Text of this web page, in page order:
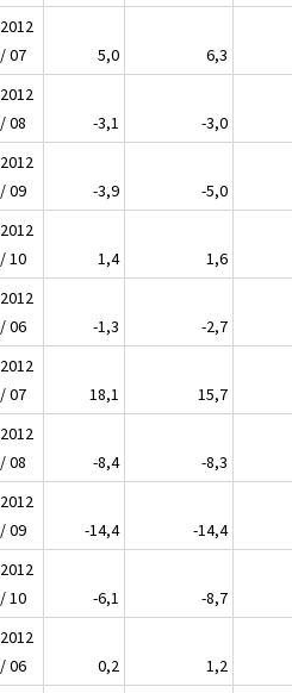
2012
/ 07
5,0 6,3
2012
/ 08
-3,1 -3,0
2012
/ 09
-3,9 -5,0
2012
/ 10
1,4 1,6
2012
/ 06
-1,3 -2,7
2012
/ 07
18,1 15,7
2012
/ 08
-8,4 -8,3
2012
/ 09
-14,4 -14,4
2012
/ 10
-6,1 -8,7
2012
/ 06
0,2 1,2